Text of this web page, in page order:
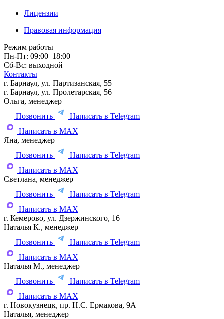
Лицензии
Правовая информация
Режим работы
Пн-Пт: 09:00–18:00
Сб-Вс: выходной
Контакты
г. Барнаул, ул. Партизанская, 55
г. Барнаул, ул. Пролетарская, 56
Ольга, менеджер
Позвонить
Написать в Telegram
Написать в MAX
Яна, менеджер
Позвонить
Написать в Telegram
Написать в MAX
Светлана, менеджер
Позвонить
Написать в Telegram
Написать в MAX
г. Кемерово, ул. Дзержинского, 16
Наталья К., менеджер
Позвонить
Написать в Telegram
Написать в MAX
Наталья М., менеджер
Позвонить
Написать в Telegram
Написать в MAX
г. Новокузнецк, пр. Н.С. Ермакова, 9А
Наталья, менеджер